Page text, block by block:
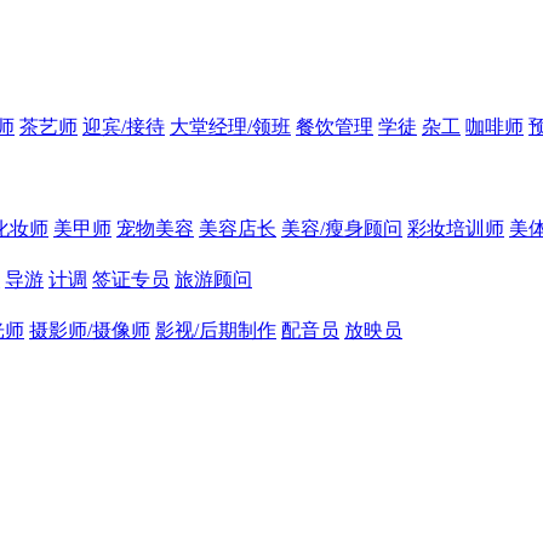
茶艺师 迎宾/接待 大堂经理/领班 餐饮管理 学徒 杂工 咖啡师
妆师 美甲师 宠物美容 美容店长 美容/瘦身顾问 彩妆培训师 美
导游 计调 签证专员 旅游顾问
师 摄影师/摄像师 影视/后期制作 配音员 放映员